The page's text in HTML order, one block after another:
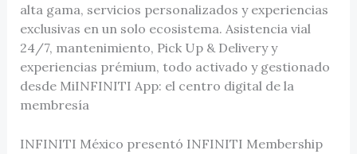
alta gama, servicios personalizados y experiencias
exclusivas en un solo ecosistema. Asistencia vial
24/7, mantenimiento, Pick Up & Delivery y
experiencias prémium, todo activado y gestionado
desde MiINFINITI App: el centro digital de la
membresía
INFINITI México presentó INFINITI Membership